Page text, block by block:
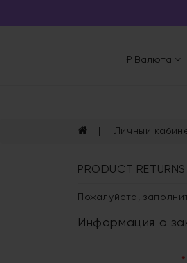
₽ Валюта
Личный
PRODUCT RETURNS
Пожалуйста,
Информация о